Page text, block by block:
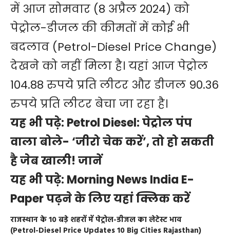
में आज सोमवार (8 अप्रैल 2024) को
पेट्रोल-डीजल की कीमतों में कोई भी
बदलाव (Petrol-Diesel Price Change)
देखने को नहीं मिला है। यहां आज पेट्रोल
104.88 रुपये प्रति लीटर और डीजल 90.36
रुपये प्रति लीटर बेचा जा रहा है।
यह भी पढ़े: Petrol Diesel: पेट्रोल पंप
वाला बोले- ‘जीरो चेक करें’, तो हो सकती
है जेब खाली! जानें
यह भी पढ़े: Morning News India E-
Paper पढ़ने के लिए यहां क्लिक करें
राजस्थान के 10 बड़े शहरों में पेट्रोल-डीजल का लेटेस्ट भाव
(Petrol-Diesel Price Updates 10 Big Cities Rajasthan)